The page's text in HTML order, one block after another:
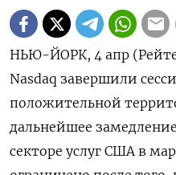
НЬЮ-ЙОРК, 4 апр
Nasdaq завершили
положительной
дальнейшее
секторе услуг США в